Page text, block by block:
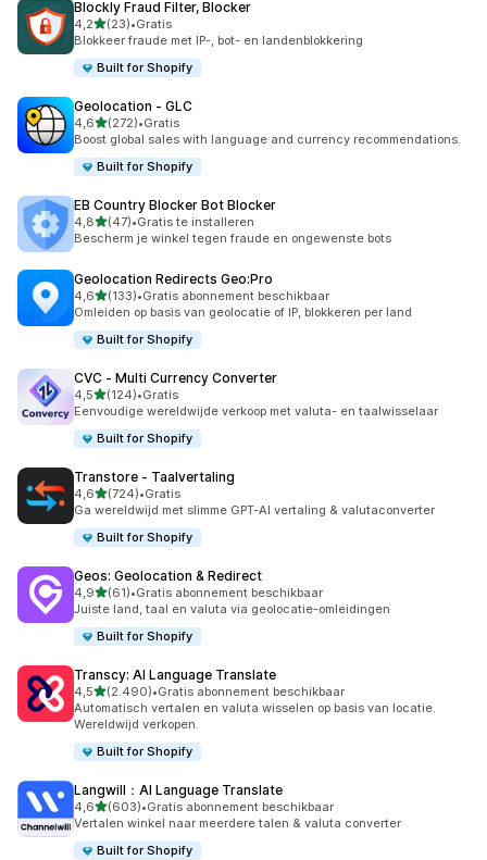
Blockly Fraud Filter, Blocker
4,2van 5 sterren
(23)
23 recensies in totaal
•Gratis
Blokkeer fraude met IP-, bot- en landenblokkering
Built for Shopify
Geolocation ‑ GLC
4,6van 5 sterren
(272)
272 recensies in totaal
•Gratis
Boost global sales with language and currency recommendations.
Built for Shopify
EB Country Blocker Bot Blocker
4,8van 5 sterren
(47)
47 recensies in totaal
•Gratis te installeren
Bescherm je winkel tegen fraude en ongewenste bots
Geolocation Redirects Geo:Pro
4,6van 5 sterren
(133)
133 recensies in totaal
•Gratis abonnement beschikbaar
Omleiden op basis van geolocatie of IP, blokkeren per land
Built for Shopify
CVC ‑ Multi Currency Converter
4,5van 5 sterren
(124)
124 recensies in totaal
•Gratis
Eenvoudige wereldwijde verkoop met valuta- en taalwisselaar
Built for Shopify
Transtore ‑ Taalvertaling
4,6van 5 sterren
(724)
724 recensies in totaal
•Gratis
Ga wereldwijd met slimme GPT-AI vertaling & valutaconverter
Built for Shopify
Geos: Geolocation & Redirect
4,9van 5 sterren
(61)
61 recensies in totaal
•Gratis abonnement beschikbaar
Juiste land, taal en valuta via geolocatie-omleidingen
Built for Shopify
Transcy: AI Language Translate
4,5van 5 sterren
(2.490)
2490 recensies in totaal
•Gratis abonnement beschikbaar
Automatisch vertalen en valuta wisselen op basis van locatie.
Wereldwijd verkopen.
Built for Shopify
Langwill：AI Language Translate
4,6van 5 sterren
(603)
603 recensies in totaal
•Gratis abonnement beschikbaar
Vertalen winkel naar meerdere talen & valuta converter
Built for Shopify